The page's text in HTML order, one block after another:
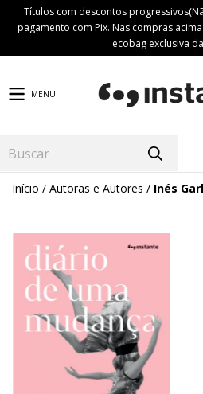
Títulos com descontos
pagamento com Pix. Nas compras
ecobag exclusiva
MENU
Início / Autoras e Autores / Inés